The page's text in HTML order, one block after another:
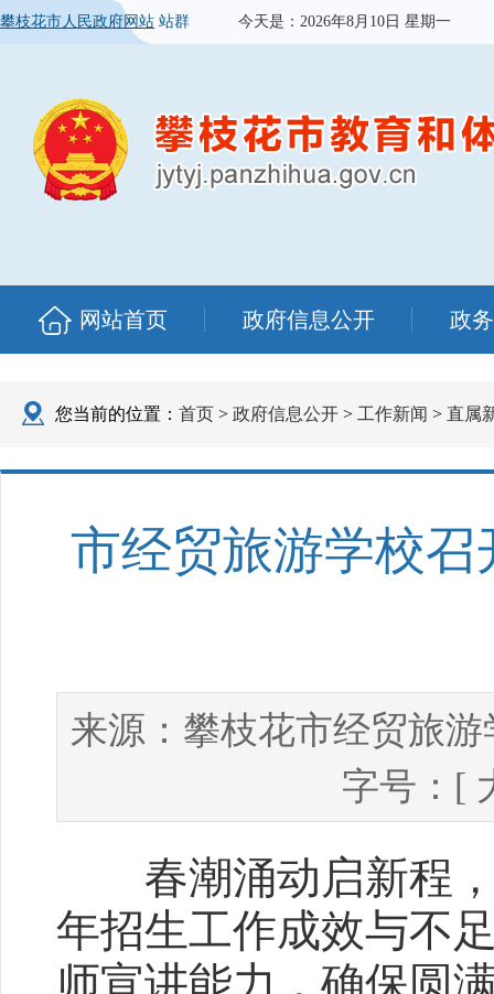
攀枝花市人民政府网站 站群 今天是： 2026年8月10日 星期一
网站首页 政府信息公开 政
您当前的位置： 首页 > 政府信息公开 > 工作新闻 > 直属
市经贸旅游学校召
来源： 攀枝花市经贸旅游
字号：[
春潮涌动启新程，
年招生工作成效与不
师宣讲能力，确保圆